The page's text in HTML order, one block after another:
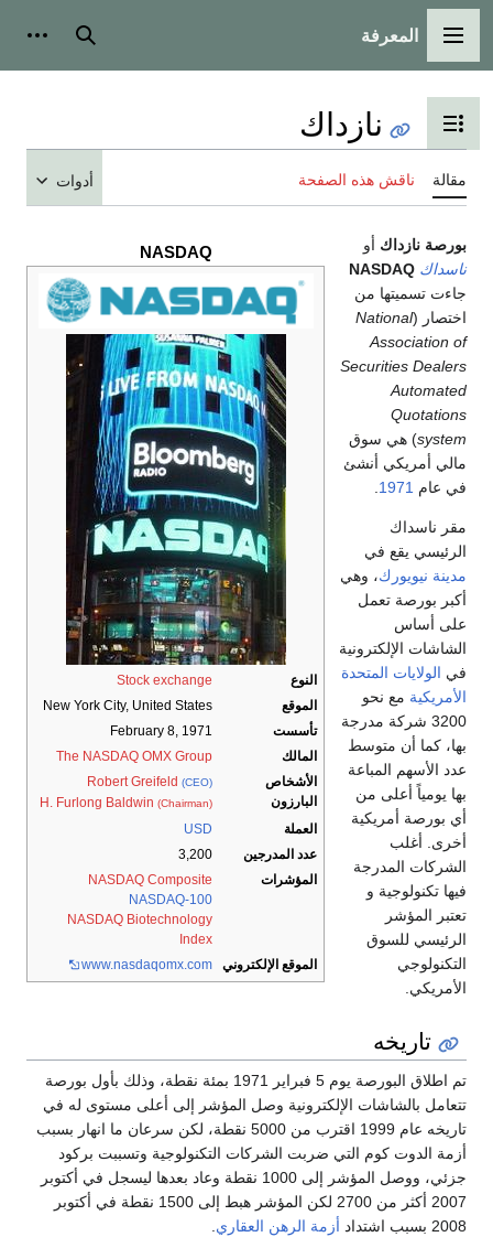
القائمة الرئيسية
المعرفة بحث
تبديل عرض جدول المحتويات
نازداك
مقالة ناقش هذه الصفحة أدوات
NASDAQ
النوع
Stock exchange
الموقع
New York City, United States
تأسست
February 8, 1971
المالك
The NASDAQ OMX Group
الأشخاص
البارزون
Robert Greifeld (CEO)
H. Furlong Baldwin (Chairman)
العملة
USD
عدد المدرجين
3,200
المؤشرات
NASDAQ Composite
NASDAQ-100
NASDAQ Biotechnology
Index
الموقع الإلكتروني
www.nasdaqomx.com
بورصة نازداك أو
ناسداك NASDAQ
جاءت تسميتها من
اختصار (National
Association of
Securities Dealers
Automated
Quotations
system) هي سوق
مالي أمريكي أنشئ
في عام 1971
مقر ناسداك
الرئيسي يقع في
مدينة نيويورك، وهي
أكبر بورصة تعمل
على أساس
الشاشات الإلكترونية
في الولايات المتحدة
الأمريكية مع نحو
3200 شركة مدرجة
بها، كما أن متوسط
عدد الأسهم المباعة
بها يومياً أعلى من
أي بورصة أمريكية
أخرى. أغلب
الشركات المدرجة
فيها تكنولوجية و
تعتبر المؤشر
الرئيسي للسوق
التكنولوجي
الأمريكي.
تاريخه
تم اطلاق البورصة يوم 5 فبراير 1971 بمئة نقطة، وذلك بأول بورصة
تتعامل بالشاشات الإلكترونية وصل المؤشر إلى أعلى مستوى له في
تاريخه عام 1999 اقترب من 5000 نقطة، لكن سرعان ما انهار بسبب
أزمة الدوت كوم التي ضربت الشركات التكنولوجية وتسببت بركود
جزئي، ووصل المؤشر إلى 1000 نقطة وعاد بعدها ليسجل في أكتوبر
2007 أكثر من 2700 لكن المؤشر هبط إلى 1500 نقطة في أكتوبر
2008 بسبب اشتداد
أزمة الرهن العقاري.